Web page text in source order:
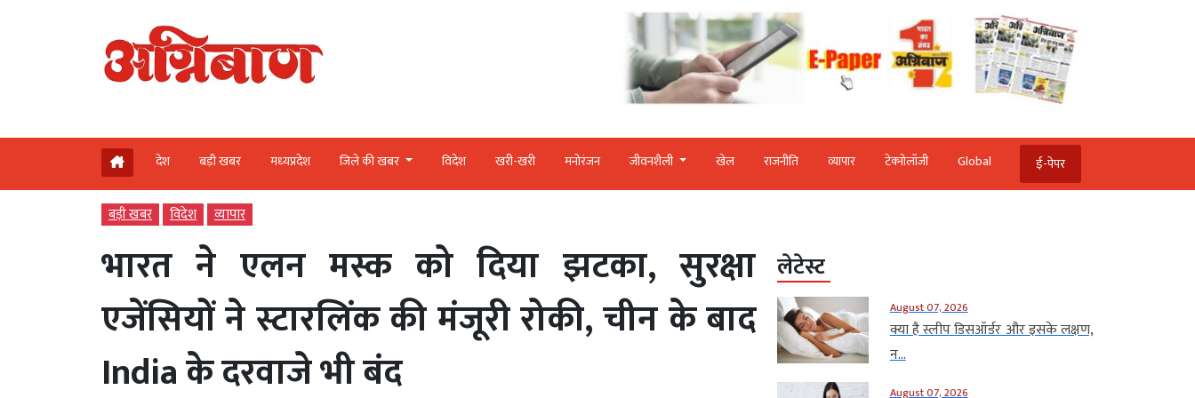
देश बड़ी खबर मध्‍यप्रदेश जिले की खबर विदेश खरी-खरी मनोरंजन जीवनशैली खेल राजनीति व्‍यापार टेक्‍नोलॉजी Global ई-पेपर
बड़ी खबर विदेश व्‍यापार
भारत ने एलन मस्क को दिया झटका, सुरक्षा
एजेंसियों ने स्टारलिंक की मंजूरी रोकी, चीन के बाद
India के दरवाजे भी बंद
लेटेस्ट
August 07, 2026
क्या है स्लीप डिसऑर्डर और इसके लक्षण,
न...
August 07, 2026